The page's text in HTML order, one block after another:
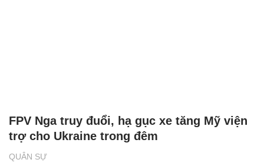
QUÂN SỰ
FPV Nga truy đuổi, hạ gục xe tăng Mỹ viện
trợ cho Ukraine trong đêm